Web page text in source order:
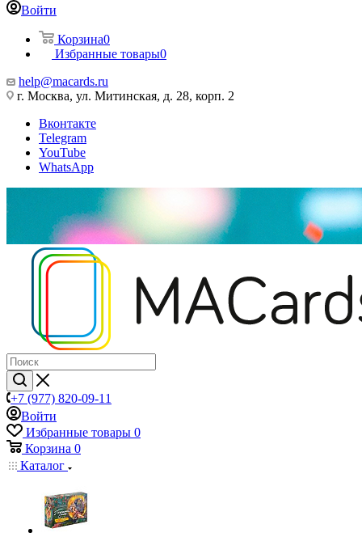
Войти
Корзина0
Избранные товары0
help@macards.ru
г. Москва, ул. Митинская, д. 28, корп. 2
Вконтакте
Telegram
YouTube
WhatsApp
+7 (977) 820-09-11
Войти
Избранные товары 0
Корзина 0
Каталог